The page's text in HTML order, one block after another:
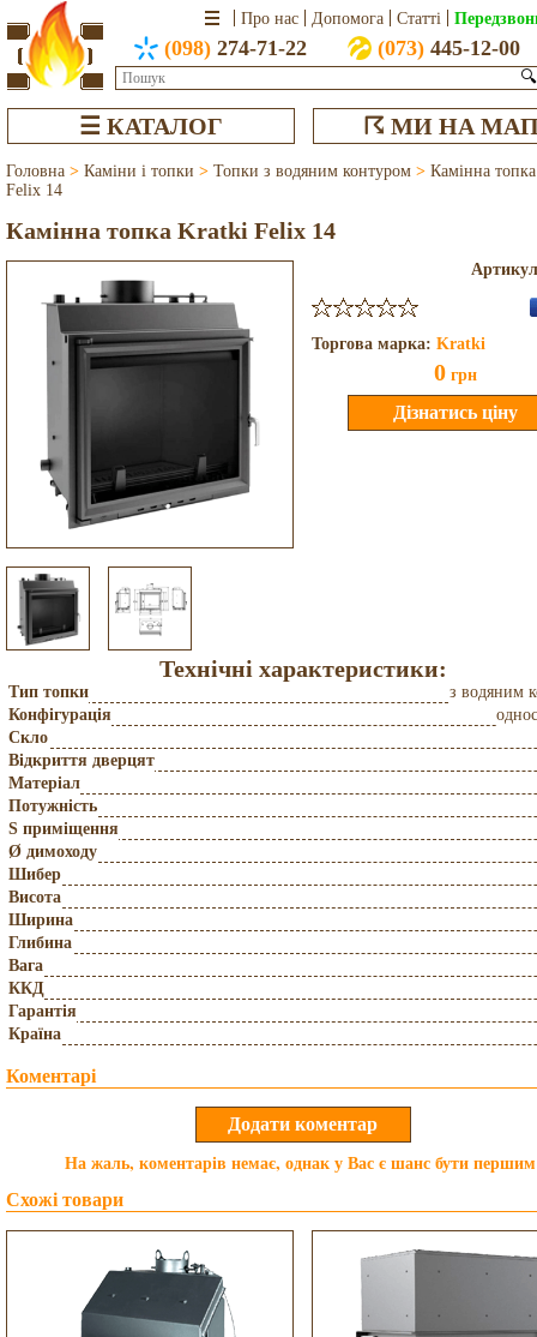
Про нас Допомога Статті
(098) 274-71-22 (073)445-12-00
🔍
☰ КАТАЛОГ ☈ МИ НА
Головна > Каміни і топки > Топки з водяним контуром > Камінна
Felix 14
Камінна топка Kratki Felix 14
Торгова марка: Kratki
0 грн
Технічні характеристики:
Тип топки
з водяним
Конфігурація
Скло
Відкриття дверцят
Матеріал
Потужність
S приміщення
Ø димоходу
Шибер
Висота
Ширина
Глибина
Вага
ККД
Гарантія
Країна
Коментарі
На жаль, коментарів немає, однак у Вас є шанс бути
Схожі товари